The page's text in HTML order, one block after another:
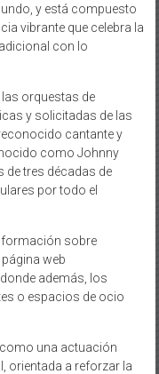
y está compuesto
vibrante que celebra la
con lo
las orquestas de
y solicitadas de las
cantante y
como Johnny
tres décadas de
por todo el
sobre
web
, donde además, los
o espacios de ocio
una actuación
orientada a reforzar la